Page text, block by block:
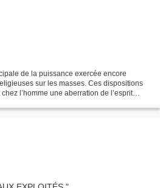
de la puissance exercée encore
sur les masses. Ces dispositions
l’homme une aberration de l’esprit